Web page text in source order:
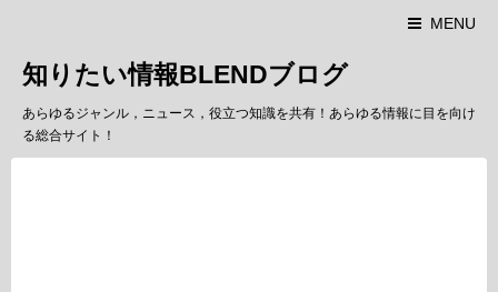
MENU
知りたい情報BLENDブログ
あらゆるジャンル，ニュース，役立つ知識を共有！あらゆる情報に目を向け
る総合サイト！